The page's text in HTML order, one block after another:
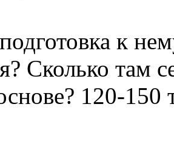
к
Сколько там
120-150